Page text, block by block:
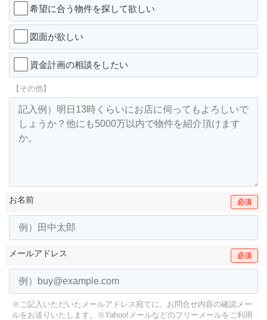
希望に合う物件を探して欲しい
図面が欲しい
資金計画の相談をしたい
【その他】
お名前 必須
メールアドレス 必須
※ご記入いただいたメールアドレス宛てに、お問合せ内容の確認メー
ルをお送りいたします。
※Yahoo!メールなどのフリーメールをご利用